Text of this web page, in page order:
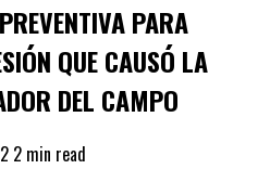
PARA
QUE CAUSÓ LA
DEL CAMPO
2 min read